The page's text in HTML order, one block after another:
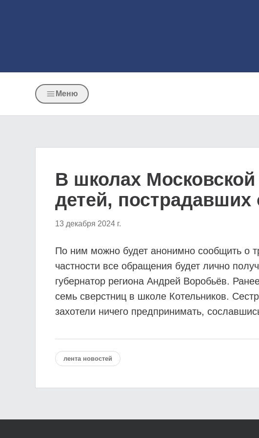
Меню
В школах
детей, пострадавших
13 декабря 2024 г.
По ним можно будет анонимно сообщить о
частности все обращения будет лично
губернатор региона Андрей Воробьёв.
семь сверстниц в школе Котельников.
захотели ничего предпринимать,
лента новостей